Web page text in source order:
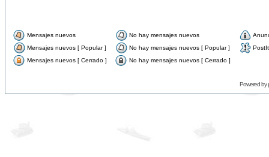
Mensajes nuevos No hay mensajes nuevos
Mensajes nuevos [ Popular ]
No hay mensajes nuevos [ Popular ]
PostIt
Mensajes nuevos [ Cerrado ]
No hay mensajes nuevos [ Cerrado ]
Powered by